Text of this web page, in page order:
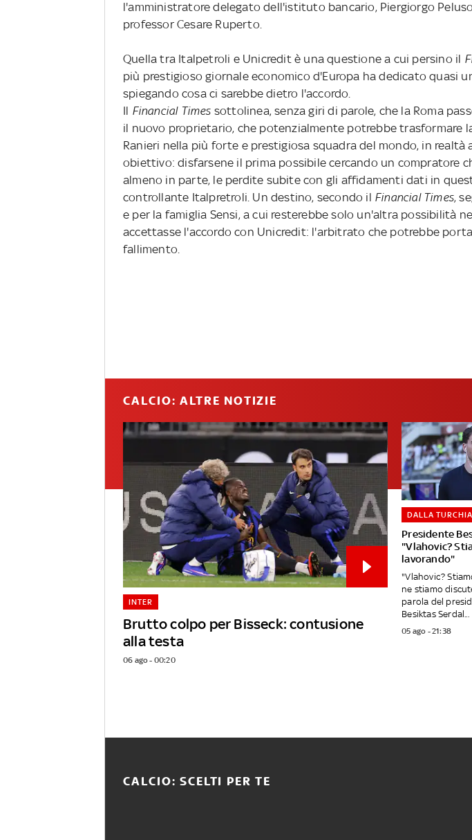
l'amministratore delegato dell'istituto bancario, Piergiorgo
professor Cesare Ruperto.
Quella tra Italpetroli e Unicredit è una questione a cui persino il
più prestigioso giornale economico d'Europa ha dedicato quasi
spiegando cosa ci sarebbe dietro l'accordo.
Il Financial Times sottolinea, senza giri di parole, che la Roma
il nuovo proprietario, che potenzialmente potrebbe trasformare
Ranieri nella più forte e prestigiosa squadra del mondo, in realtà
obiettivo: disfarsene il prima possibile cercando un compratore
almeno in parte, le perdite subite con gli affidamenti dati in
controllante Italpretroli. Un destino, secondo il Financial Times,
e per la famiglia Sensi, a cui resterebbe solo un'altra possibilità
accettasse l'accordo con Unicredit: l'arbitrato che potrebbe
fallimento.
CALCIO: ALTRE NOTIZIE
Brutto colpo per Bisseck: contusione
alla testa
INTER
06 ago - 00:20
Presidente
"Vlahovic?
lavorando"
DALLA TURCHIA
"Vlahovic?
ne stiamo
parola del
Besiktas Serdal...
05 ago - 21:38
CALCIO: SCELTI PER TE